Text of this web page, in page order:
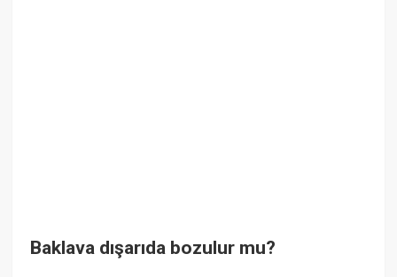
Baklava dışarıda bozulur mu?